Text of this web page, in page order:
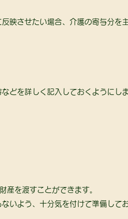
映させたい場合、介護の寄与分を
どを詳しく記入しておくようにし
産を渡すことができます。
いよう、十分気を付けて準備して